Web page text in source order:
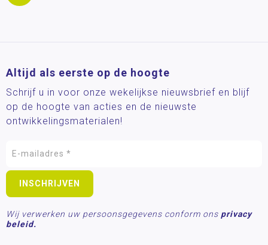
Altijd als eerste op de hoogte
Schrijf u in voor onze wekelijkse nieuwsbrief en blijf
op de hoogte van acties en de nieuwste
ontwikkelingsmaterialen!
Wij verwerken uw persoonsgegevens conform ons privacy
beleid.